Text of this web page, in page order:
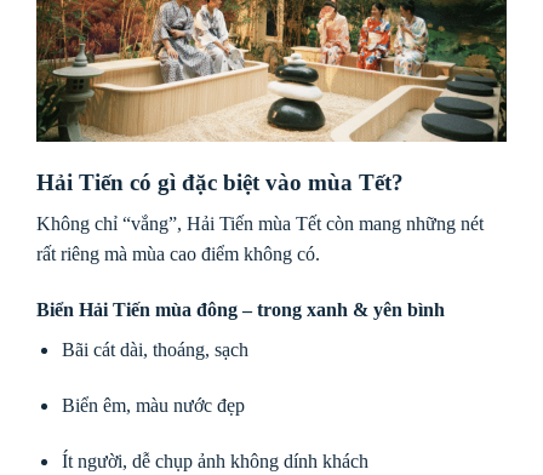
Hải Tiến có gì đặc biệt vào mùa Tết?
Không chỉ “vắng”, Hải Tiến mùa Tết còn mang những nét
rất riêng mà mùa cao điểm không có.
Biển Hải Tiến mùa đông – trong xanh & yên bình
Bãi cát dài, thoáng, sạch
Biển êm, màu nước đẹp
Ít người, dễ chụp ảnh không dính khách